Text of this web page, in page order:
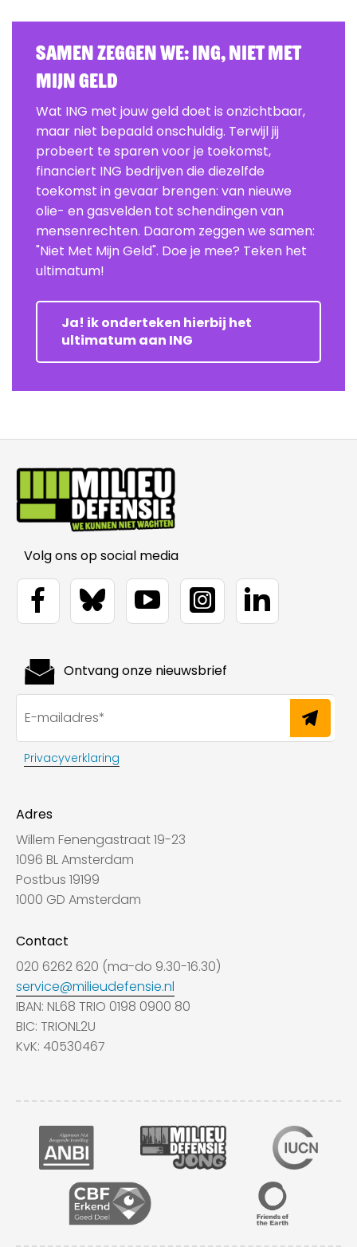
Samen zeggen we: ING, Niet Met
Mijn Geld
Wat ING met jouw geld doet is onzichtbaar,
maar niet bepaald onschuldig. Terwijl jij
probeert te sparen voor je toekomst,
financiert ING bedrijven die diezelfde
toekomst in gevaar brengen: van nieuwe
olie- en gasvelden tot schendingen van
mensenrechten. Daarom zeggen we samen:
"Niet Met Mijn Geld". Doe je mee? Teken het
ultimatum!
Ja! ik onderteken hierbij het
ultimatum aan ING
Volg ons op social media
Adres
Willem Fenengastraat 19-23
1096 BL Amsterdam
Postbus 19199
1000 GD Amsterdam
Contact
020 6262 620 (ma-do 9.30-16.30)
service@milieudefensie.nl
IBAN: NL68 TRIO 0198 0900 80
BIC: TRIONL2U
KvK: 40530467
Ontvang onze nieuwsbrief
Privacyverklaring